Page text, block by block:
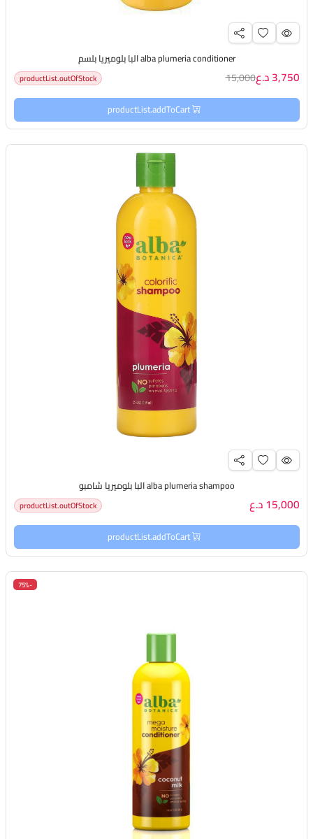
alba plumeria conditioner البا بلوميريا بلسم
3,750 د.ع 15,000
productList.outOfStock
productList.addToCart
alba plumeria shampoo البا بلوميريا شامبو
15,000 د.ع productList.outOfStock
productList.addToCart
-75%